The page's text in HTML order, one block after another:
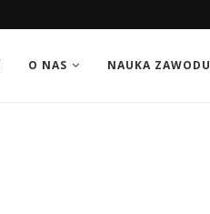
O NAS NAUKA ZAWODU